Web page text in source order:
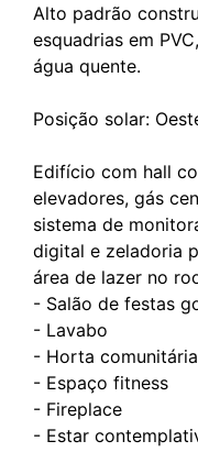
Alto padrão
esquadrias em
água quente.
Posição solar:
Edifício com hall
elevadores, gás
sistema de
digital e zeladoria
área de lazer no
- Salão de festas
- Lavabo
- Horta comunitária
- Espaço fitness
- Fireplace
- Estar